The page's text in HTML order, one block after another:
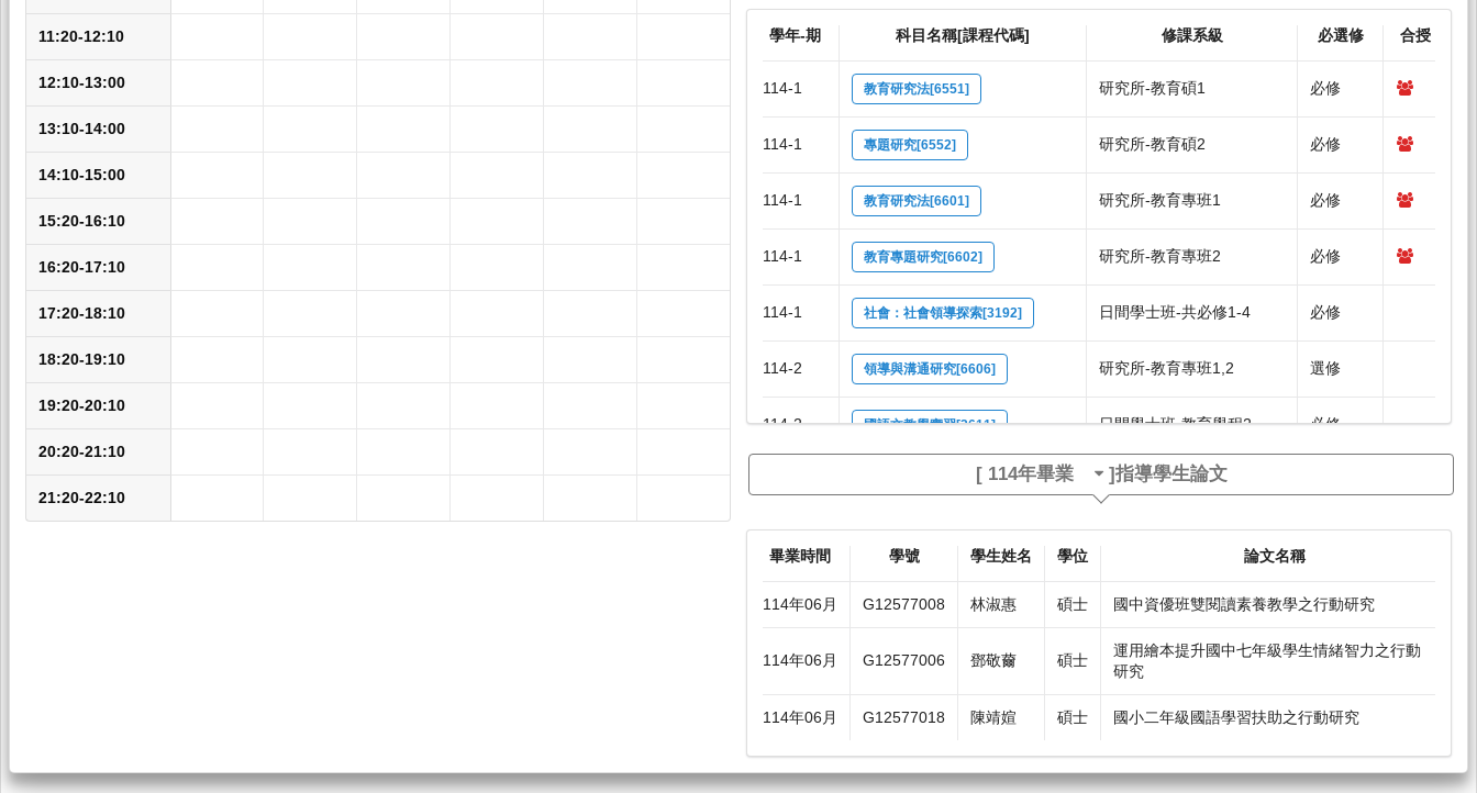
11:20-12:10
12:10-13:00
13:10-14:00
14:10-15:00
15:20-16:10
16:20-17:10
17:20-18:10
18:20-19:10
19:20-20:10
20:20-21:10
21:20-22:10
學年-期 科目名稱[課程代碼] 修課系級 必選修 合授
114-1 教育研究法[6551] 研究所-教育碩1 必修
114-1 專題研究[6552] 研究所-教育碩2 必修
114-1 教育研究法[6601] 研究所-教育專班1 必修
114-1 教育專題研究[6602] 研究所-教育專班2 必修
114-1 社會：社會領導探索[3192] 日間學士班-共必修1-4 必修
114-2 領導與溝通研究[6606] 研究所-教育專班1,2 選修
114-2 國語文教學實習[3611] 日間學士班-教育學程2 必修
社會：社會領導探索[3185] 日間學士班-共必修1-4
[ 114年畢業 ]指導學生論文
畢業時間 學號 學生姓名 學位 論文名稱
114年06月 G12577008 林淑惠 碩士 國中資優班雙閱讀素養教學之行動研究
114年06月 G12577006 鄧敬薾 碩士
運用繪本提升國中七年級學生情緒智力之行動
研究
114年06月 G12577018 陳靖媗 碩士 國小二年級國語學習扶助之行動研究